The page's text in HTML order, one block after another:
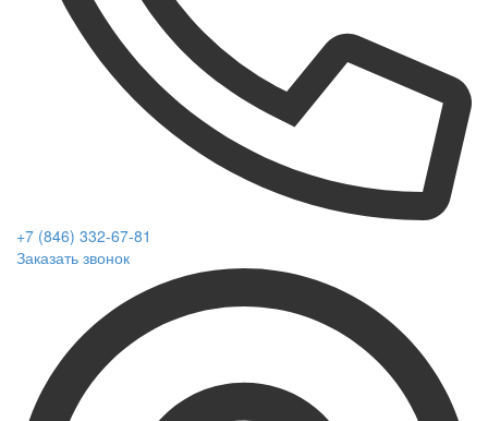
+7 (846) 332-67-81
Заказать звонок